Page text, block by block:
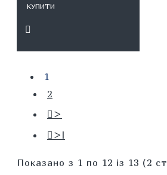
КУПИТИ
1
2
>
>|
Показано з 1 по 12 із 13 (2